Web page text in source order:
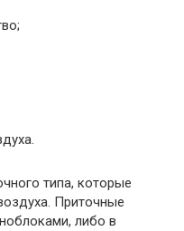
типа, которые
Приточные
либо в